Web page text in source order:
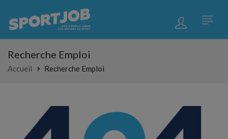
Recherche Emploi
Accueil Recherche Emploi